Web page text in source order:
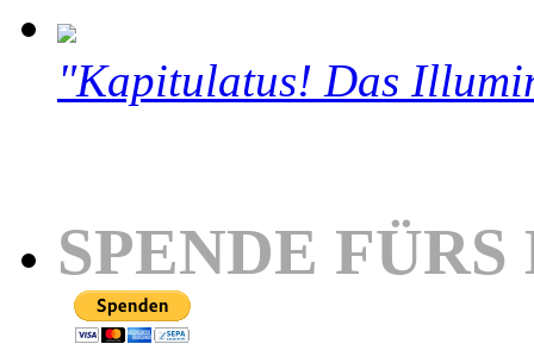
"Kapitulatus! Das
SPENDE